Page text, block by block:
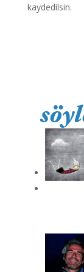
kaydedilsin.